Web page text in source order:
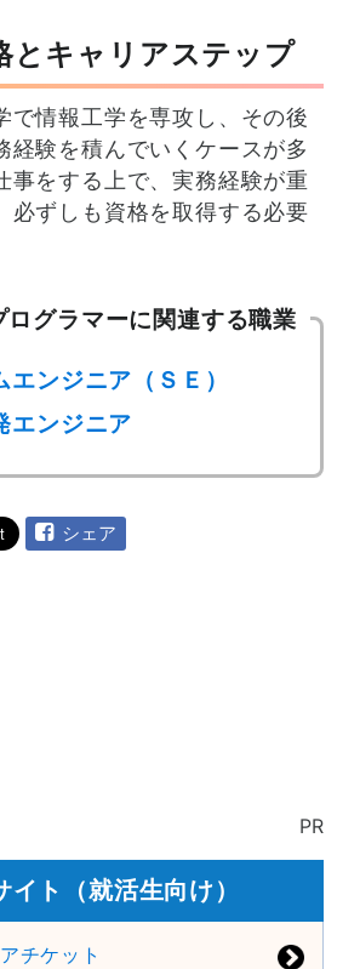
とキャリアステップ
で情報工学を専攻し、その後
経験を積んでいくケースが多
事をする上で、実務経験が重
必ずしも資格を取得する必要
ログラマーに関連する職業
エンジニア（ＳＥ）
エンジニア
シェア
PR
イト（就活生向け）
チケット